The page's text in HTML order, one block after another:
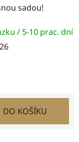
sadou!
/ 5-10 prac. dní
DO KOŠÍKU